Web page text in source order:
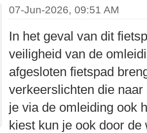
07-Jun-2026, 09:51 AM
In het geval van dit
veiligheid van de
afgesloten fietspad
verkeerslichten die
je via de omleiding ook
kiest kun je ook door